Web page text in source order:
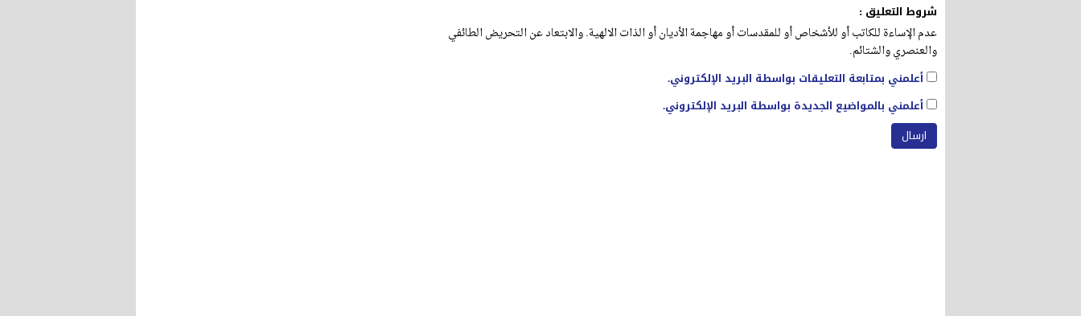
شروط التعليق :
عدم الإساءة للكاتب أو للأشخاص أو للمقدسات أو مهاجمة الأديان أو الذات الالهية. والابتعاد عن التحريض الطائفي
والعنصري والشتائم.
أعلمني بمتابعة التعليقات بواسطة البريد الإلكتروني.
أعلمني بالمواضيع الجديدة بواسطة البريد الإلكتروني.